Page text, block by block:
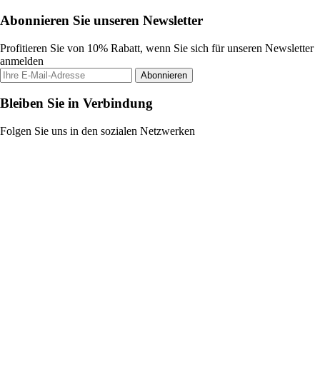
Abonnieren Sie unseren Newsletter
Profitieren Sie von 10% Rabatt, wenn Sie sich für unseren Newsletter
anmelden
Abonnieren
Bleiben Sie in Verbindung
Folgen Sie uns in den sozialen Netzwerken